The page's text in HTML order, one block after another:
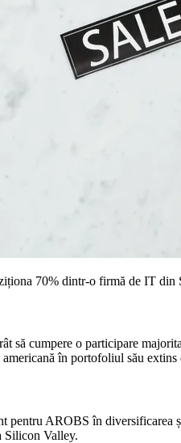
70% dintr-o firmă de IT din
cumpere o participare
în portofoliul său
AROBS în
Silicon Valley.